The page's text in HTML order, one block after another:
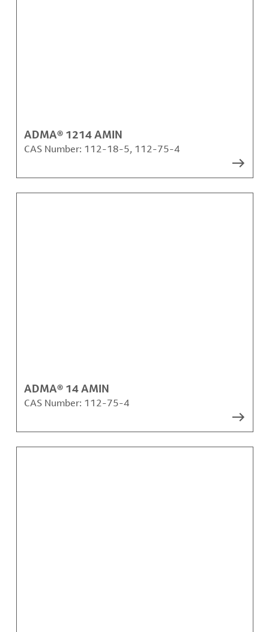
ADMA® 1214 AMIN
CAS Number: 112-18-5, 112-75-4
ADMA® 14 AMIN
CAS Number: 112-75-4